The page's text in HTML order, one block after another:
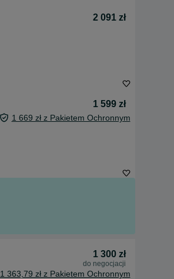
2 091 zł
1 599 zł
1 669 zł z Pakietem Ochronnym
1 300 zł
do negocjacji
1 363,79 zł z Pakietem Ochronnym